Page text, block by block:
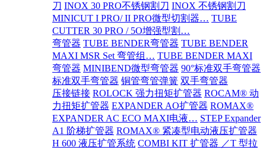
刀 INOX 30 PRO不锈钢割刀 INOX 不锈钢割刀
MINICUT I PRO/ II PRO微型切割器… TUBE
CUTTER 30 PRO / 5O增强型割…
弯管器 TUBE BENDER弯管器 TUBE BENDER
MAXI MSR Set 弯管组… TUBE BENDER MAXI
弯管器 MINIBEND微型弯管器 90°标准双手弯管器
标准双手弯管器 铜管弯管弹簧 双手弯管器
压接链接 ROLOCK 强力扭矩扩管器 ROCAM® 动
力扭矩扩管器 EXPANDER AO扩管器 ROMAX®
EXPANDER AC ECO MAXI电液… STEP Expander
A1 阶梯扩管器 ROMAX® 紧凑型电动液压扩管器
H 600 液压扩管系统 COMBI KIT 扩管器 ／T 型拉